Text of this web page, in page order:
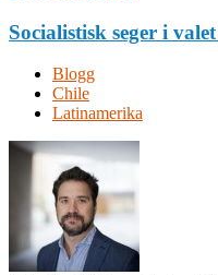
Socialistisk seger i
Blogg
Chile
Latinamerika